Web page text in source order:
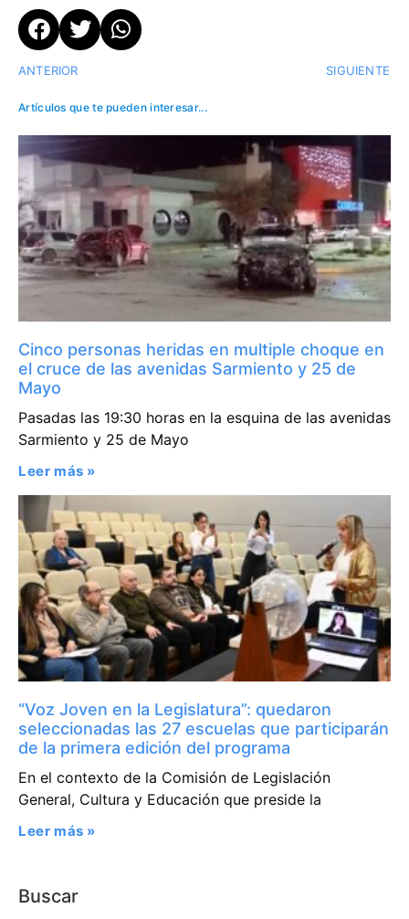
ANTERIOR SIGUIENTE
Artículos que te pueden interesar...
Cinco personas heridas en multiple choque en
el cruce de las avenidas Sarmiento y 25 de
Mayo
Pasadas las 19:30 horas en la esquina de las avenidas
Sarmiento y 25 de Mayo
Leer más »
“Voz Joven en la Legislatura”: quedaron
seleccionadas las 27 escuelas que participarán
de la primera edición del programa
En el contexto de la Comisión de Legislación
General, Cultura y Educación que preside la
Leer más »
Buscar